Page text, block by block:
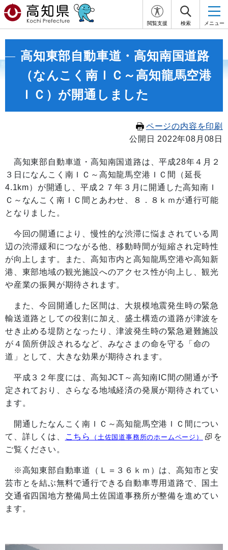
閲覧支援 検索 メニュー
高知東部自動車道・高知南国道路
（なんこく南ＩＣ～高知龍馬空港
ＩＣ）が開通しました
ページの内容を印刷
公開日 2022年08月08日
高知東部自動車道・高知南国道路は、平成28年４月２
３日になんこく南ＩＣ～高知龍馬空港ＩＣ間（延長
4.1km）が開通し、平成２７年３月に開通した高知南Ｉ
Ｃ～なんこく南ＩＣ間とあわせ、８．８ｋｍが通行可能
となりました。
今回の開通により、慢性的な渋滞に悩まされている周
辺の渋滞緩和につながる他、移動時間が短縮され定時性
が向上します。また、高知市内と高知龍馬空港や高知新
港、東部地域の観光施設へのアクセス性が向上し、観光
や産業の振興が期待されます。
また、今回開通した区間は、大規模地震発生時の緊急
輸送道路としての役割に加え、盛土構造の道路が津波を
せき止める堤防となったり、津波発生時の緊急避難施設
が４箇所併設されるなど、みなさまの命を守る「命の
道」として、大きな効果が期待されます。
平成３２年度には、高知JCT～高知南IC間の開通が予
定されており、さらなる地域経済の発展が期待されてい
ます。
開通したなんこく南ＩＣ～高知龍馬空港ＩＣ間につい
て、詳しくは、
こちら （土佐国道事務所のホームページ）
を
ご覧ください。
※高知東部自動車道（Ｌ＝３６ｋｍ）は、高知市と安
芸市とを結ぶ無料で通行できる自動車専用道路で、国土
交通省四国地方整備局土佐国道事務所が整備を進めてい
ます。